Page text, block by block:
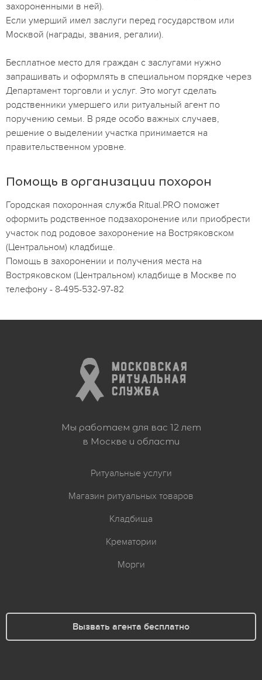
захороненными в ней).
Если умерший имел заслуги перед государством или
Москвой (награды, звания, регалии).
Бесплатное место для граждан с заслугами нужно
запрашивать и оформлять в специальном порядке через
Департамент торговли и услуг. Это могут сделать
родственники умершего или ритуальный агент по
поручению семьи. В ряде особо важных случаев,
решение о выделении участка принимается на
правительственном уровне.
Помощь в организации похорон
Городская похоронная служба Ritual.PRO поможет
оформить родственное подзахоронение или приобрести
участок под родовое захоронение на Востряковском
(Центральном) кладбище.
Помощь в захоронении и получения места на
Востряковском (Центральном) кладбище в Москве по
телефону - 8-495-532-97-82
Мы работаем для вас 12 лет
в Москве и области
Ритуальные услуги
Магазин ритуальных товаров
Кладбища
Крематории
Морги
Вызвать агента бесплатно